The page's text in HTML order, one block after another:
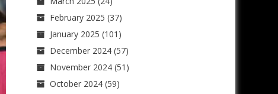
February 2025 (37)
January 2025 (101)
December 2024(57)
November 2024(51)
October 2024(59)